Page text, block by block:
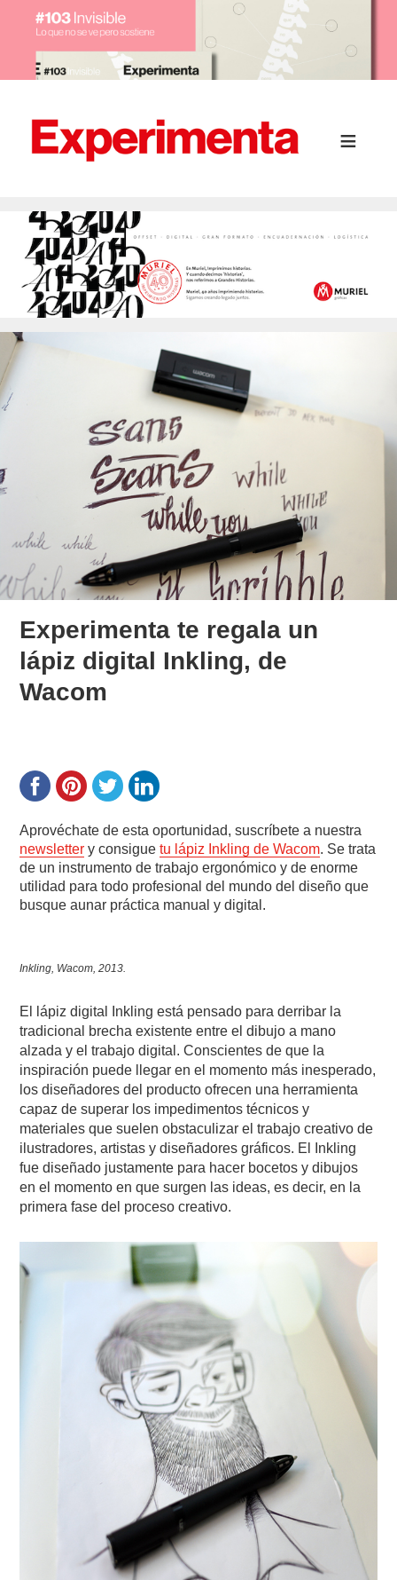
Experimenta te regala un
lápiz digital Inkling, de
Wacom
Aprovéchate de esta oportunidad, suscríbete a nuestra
newsletter y consiguetu lápiz Inkling de Wacom. Se trata
de un instrumento de trabajo ergonómico y de enorme
utilidad para todo profesional del mundo del diseño que
busque aunar práctica manual y digital.
Inkling, Wacom, 2013.
El lápiz digital Inkling está pensado para derribar la
tradicional brecha existente entre el dibujo a mano
alzada y el trabajo digital. Conscientes de que la
inspiración puede llegar en el momento más inesperado,
los diseñadores del producto ofrecen una herramienta
capaz de superar los impedimentos técnicos y
materiales que suelen obstaculizar el trabajo creativo de
ilustradores, artistas y diseñadores gráficos. El Inkling
fue diseñado justamente para hacer bocetos y dibujos
en el momento en que surgen las ideas, es decir, en la
primera fase del proceso creativo.